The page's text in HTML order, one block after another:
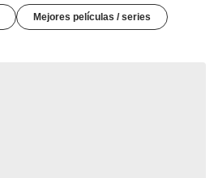
Mejores películas / series